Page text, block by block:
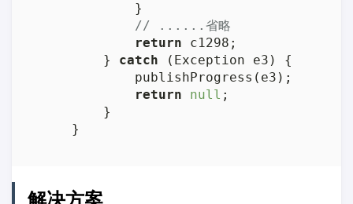
            }
// ......省略
return c1298;
        }
catch (Exception e3) {
            publishProgress(e3);
return
null ;
        }
解决方案